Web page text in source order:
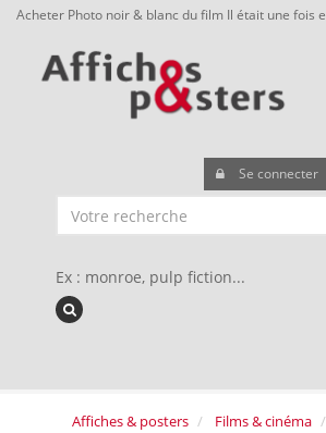
Acheter Photo noir & blanc du film Il était une fois
Se connecter
Ex : monroe, pulp fiction...
Affiches & posters Films & cinéma